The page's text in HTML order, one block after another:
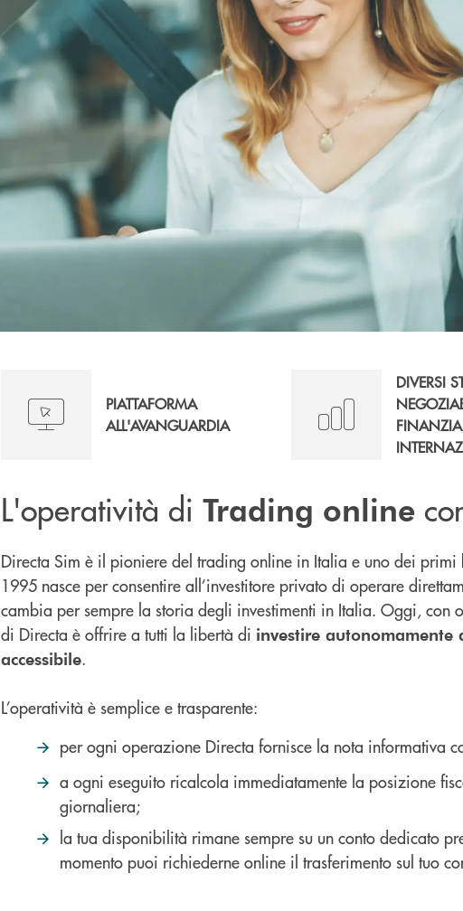
PIATTAFORMA
ALL'AVANGUARDIA
DIVERSI
L'operatività di Trading online
Directa Sim è il pioniere del trading online in Italia e uno dei primi
1995 nasce per consentire all’investitore privato di operare
cambia per sempre la storia degli investimenti in Italia. Oggi, con
di Directa è offrire a tutti la libertà di investire autonomamente
accessibile.
L’operatività è semplice e trasparente:
per ogni operazione Directa fornisce la nota informativa
a ogni eseguito ricalcola immediatamente la posizione
giornaliera;
la tua disponibilità rimane sempre su un conto dedicato
momento puoi richiederne online il trasferimento sul tuo